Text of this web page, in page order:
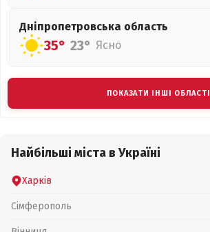
Дніпропетровська область
35° 23° Ясно
ПОКАЗАТИ ІНШІ ОБЛАСТІ
Найбільші міста в Україні
Харків
Сімферополь